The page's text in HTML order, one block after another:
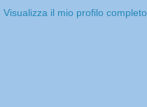
Visualizza il mio profilo completo